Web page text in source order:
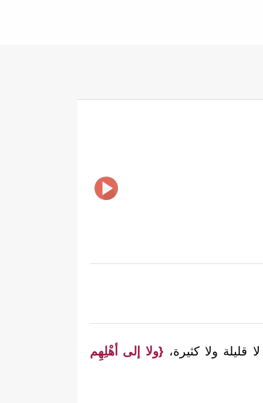
قليلة ولا كثيرة، {ولا إلى أهْلِهِم